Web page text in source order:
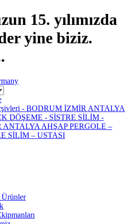
15. yılımızda
yine biziz.
Ürünler